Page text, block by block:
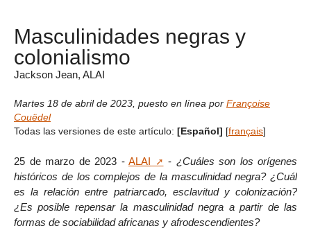
Masculinidades negras y
colonialismo
Jackson Jean, ALAI
Martes 18 de abril de 2023 puesto en línea por Françoise
Couëdel
Todas las versiones de este artículo: [Español] [français]
25 de marzo de 2023 - ALAI - ¿Cuáles son los orígenes
históricos de los complejos de la masculinidad negra? ¿Cuál
es la relación entre patriarcado, esclavitud y colonización?
¿Es posible repensar la masculinidad negra a partir de las
formas de sociabilidad africanas y afrodescendientes?